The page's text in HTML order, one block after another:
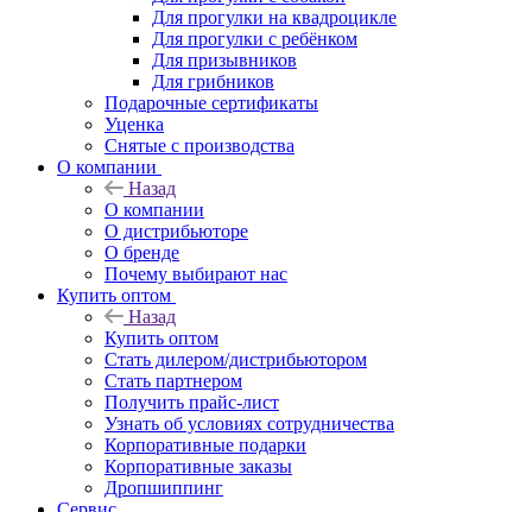
Для прогулки на квадроцикле
Для прогулки с ребёнком
Для призывников
Для грибников
Подарочные сертификаты
Уценка
Снятые с производства
О компании
Назад
О компании
О дистрибьюторе
О бренде
Почему выбирают нас
Купить оптом
Назад
Купить оптом
Стать дилером/дистрибьютором
Стать партнером
Получить прайс-лист
Узнать об условиях сотрудничества
Корпоративные подарки
Корпоративные заказы
Дропшиппинг